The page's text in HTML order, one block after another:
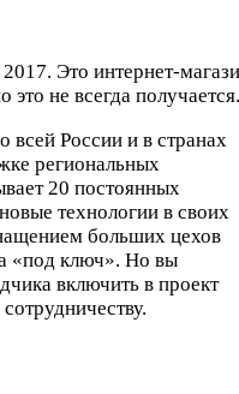
2017. Это интернет-
не всегда
всей России и в странах
региональных
20 постоянных
технологии в своих
больших цехов
«под ключ». Но вы
включить в проект